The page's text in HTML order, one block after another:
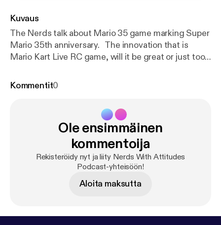
Kuvaus
The Nerds talk about Mario 35 game marking Super
Mario 35th anniversary. The innovation that is
Mario Kart Live RC game, will it be great or just too
system will be better?
Kommentit0
Ole ensimmäinen
kommentoija
Rekisteröidy nyt ja liity Nerds With Attitudes
Podcast-yhteisöön!
Aloita maksutta